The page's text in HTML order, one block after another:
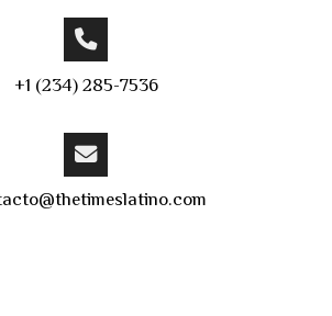
+1 (234) 285-7536